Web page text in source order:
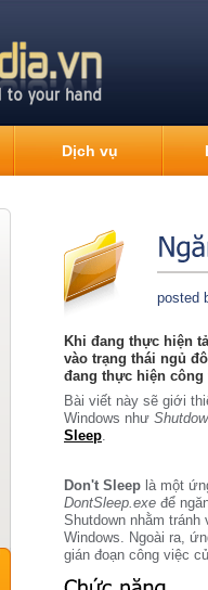
Dịch vụ
posted
Khi đang thực hiện
vào trạng thái ngủ
đang thực hiện
Bài viết này sẽ giới
Windows như
Sleep.
Don't Sleep là một
DontSleep.exe để
Shutdown nhằm
Windows. Ngoài ra,
gián đoạn công việc